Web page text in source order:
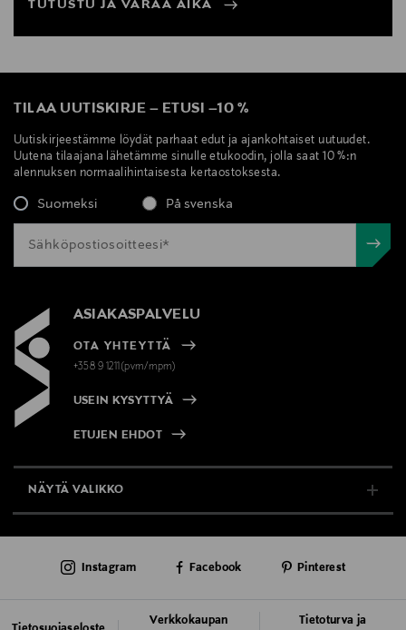
TUTUSTU JA VARAA AIKA
TILAA UUTISKIRJE – ETUSI –10 %
Uutiskirjeestämme löydät parhaat edut ja ajankohtaiset uutuudet.
Uutena tilaajana lähetämme sinulle etukoodin, jolla saat 10 %:n
alennuksen normaalihintaisesta kertaostoksesta.
Suomeksi På svenska
ASIAKASPALVELU
OTA YHTEYTTÄ
+358 9 1211(pvm/mpm)
USEIN KYSYTTYÄ
ETUJEN EHDOT
NÄYTÄ VALIKKO
AJANKOHTAISTA
Verkkokaupan Tietoturva ja
Instagram Facebook Pinterest